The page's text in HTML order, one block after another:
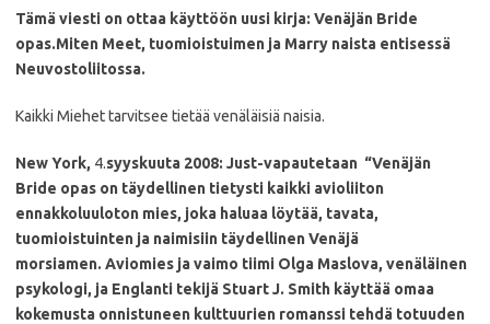
Tämä viesti on ottaa käyttöön uusi kirja: Venäjän Bride
opas.Miten Meet, tuomioistuimen ja Marry naista entisessä
Neuvostoliitossa.
Kaikki Miehet tarvitsee tietää venäläisiä naisia.
New York, 4.syyskuuta 2008: Just-vapautetaan “Venäjän
Bride opas on täydellinen tietysti kaikki avioliiton
ennakkoluuloton mies, joka haluaa löytää, tavata,
tuomioistuinten ja naimisiin täydellinen Venäjä
morsiamen. Aviomies ja vaimo tiimi Olga Maslova, venäläinen
psykologi, ja Englanti tekijä Stuart J. Smith käyttää omaa
kokemusta onnistuneen kulttuurien romanssi tehdä totuuden